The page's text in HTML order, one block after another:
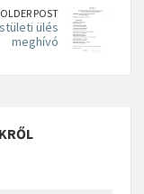
OLDER POST
ülés
meghívó